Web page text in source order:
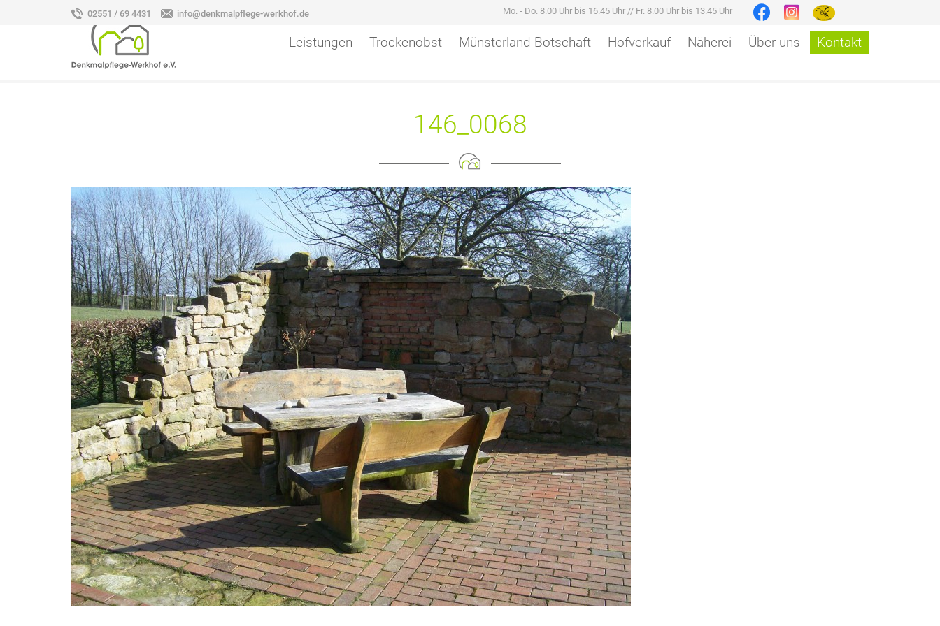
02551 / 69 4431 info@denkmalpflege-werkhof.de Mo. - Do. 8.00 Uhr bis 16.45 Uhr // Fr. 8.00 Uhr bis 13.45 Uhr
Leistungen Trockenobst Münsterland Botschaft Hofverkauf Näherei Über uns Kontakt
146_0068